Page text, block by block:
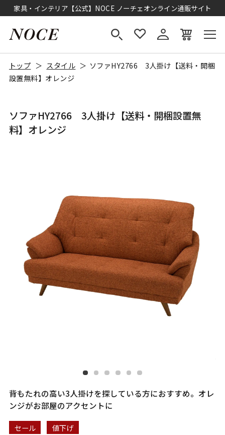
家具・インテリア【公式】NOCE ノーチェオンライン通販サイト
トップ スタイル
ソファHY2766 3人掛け【送料・開梱
設置無料】オレンジ
ソファHY2766 3人掛け【送料・開梱設置無
料】オレンジ
背もたれの高い3人掛けを探している方におすすめ。オレ
ンジがお部屋のアクセントに
セール 値下げ